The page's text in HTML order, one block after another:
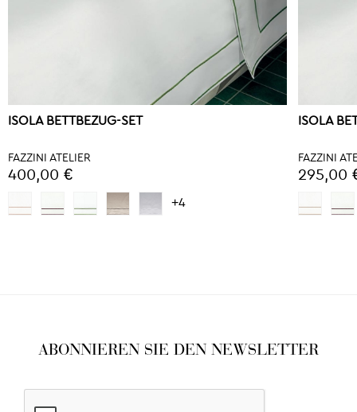
ISOLA BETTBEZUG-SET
FAZZINI ATELIER
400,00 €
+4
ISOLA
FAZZINI
295,00
ABONNIEREN SIE DEN NEWSLETTER